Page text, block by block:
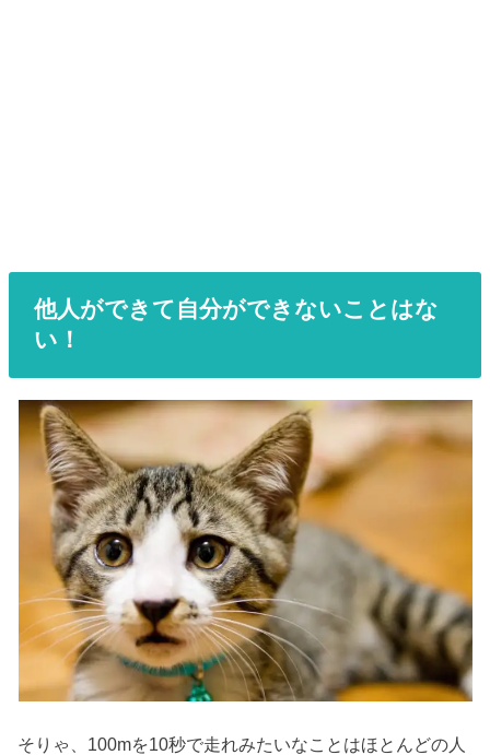
他人ができて自分ができないことはな
い！
そりゃ、100mを10秒で走れみたいなことはほとんどの人